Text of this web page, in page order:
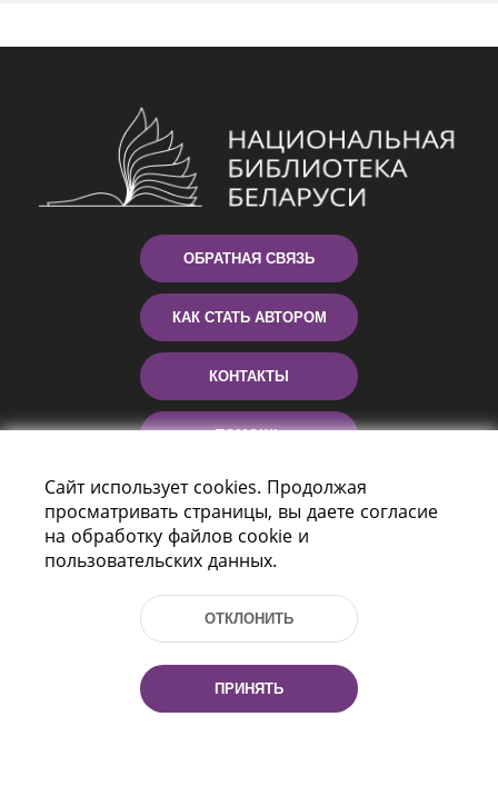
ОБРАТНАЯ СВЯЗЬ
КАК СТАТЬ АВТОРОМ
КОНТАКТЫ
ПОМОЩЬ
Пр-т Независимости 116
г. Минск, Республика Беларусь, 220114
Тел.: (+375 17) 368 37 37, Факс: (+375 17)
Сайт использует cookies. Продолжая
просматривать страницы, вы даете согласие
на обработку файлов cookie и
пользовательских данных.
ОТКЛОНИТЬ
ПРИНЯТЬ